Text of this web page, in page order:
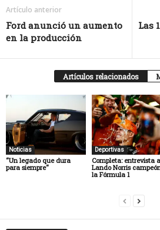
Artículo anterior
Ford anunció un aumento
en la producción
Las
Artículos relacionados
Noticias
“Un legado que dura
para siempre“
Deportivas
Completa: entrevista a
Lando Norris
la Fórmula 1